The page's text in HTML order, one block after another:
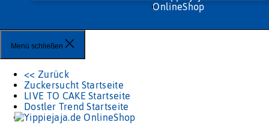
Menü schließen
<< Zurück
Zuckersucht Startseite
LIVE TO CAKE Startseite
Dostler Trend Startseite